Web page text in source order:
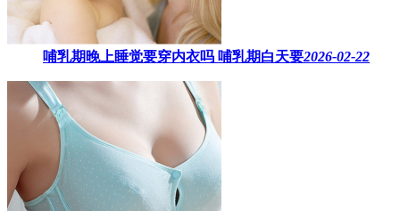
哺乳期晚上睡觉要穿内衣吗​ 哺乳期白天要2026-02-22